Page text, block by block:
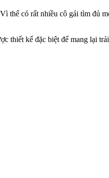
thế có rất nhiều cô gái tìm đủ
thiết kế đặc biệt để mang lại